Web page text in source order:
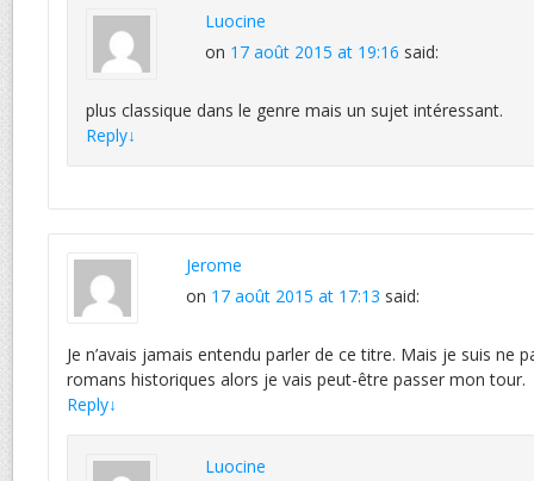
Luocine
on 17 août 2015 at 19:16 said:
plus classique dans le genre mais un sujet intéressant.
Reply↓
Jerome
on 17 août 2015 at 17:13 said:
Je n’avais jamais entendu parler de ce titre. Mais je suis ne
romans historiques alors je vais peut-être passer mon tour.
Reply↓
Luocine